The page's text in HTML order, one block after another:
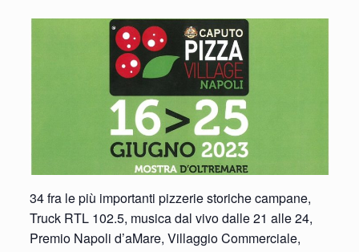
34 fra le più importanti pizzerie storiche campane,
Truck RTL 102.5, musica dal vivo dalle 21 alle 24,
Premio Napoli d’aMare, Villaggio Commerciale,